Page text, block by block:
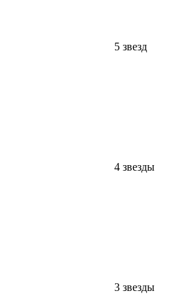
5 звезд
4 звезды
3 звезды